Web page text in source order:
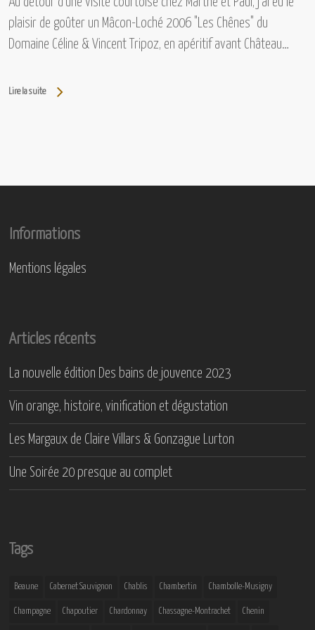
plaisir de goûter un Mâcon-Loché 2006 "Les Chênes" du
Domaine Céline & Vincent Tripoz, en apéritif avant Château…
Lire la suite
Informations
Mentions légales
Articles récents
La nouvelle édition Des bains de jouvence 2023
Vin orange, histoire, vinification et dégustation
Les Margaux de Claire Villars & Gonzague Lurton
Une Soirée 20 presque au complet
Tags
Beaune Cabernet Sauvignon Chablis Chambertin Chambolle-Musigny
Champagne Chapoutier Chardonnay Chassagne-Montrachet Chenin